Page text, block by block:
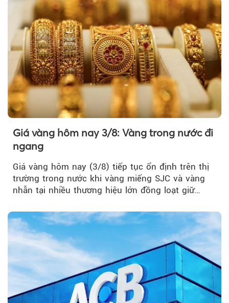
Giá vàng hôm nay 3/8: Vàng trong nước đi
ngang
Giá vàng hôm nay (3/8) tiếp tục ổn định trên thị
trường trong nước khi vàng miếng SJC và vàng
nhẫn tại nhiều thương hiệu lớn đồng loạt giữ